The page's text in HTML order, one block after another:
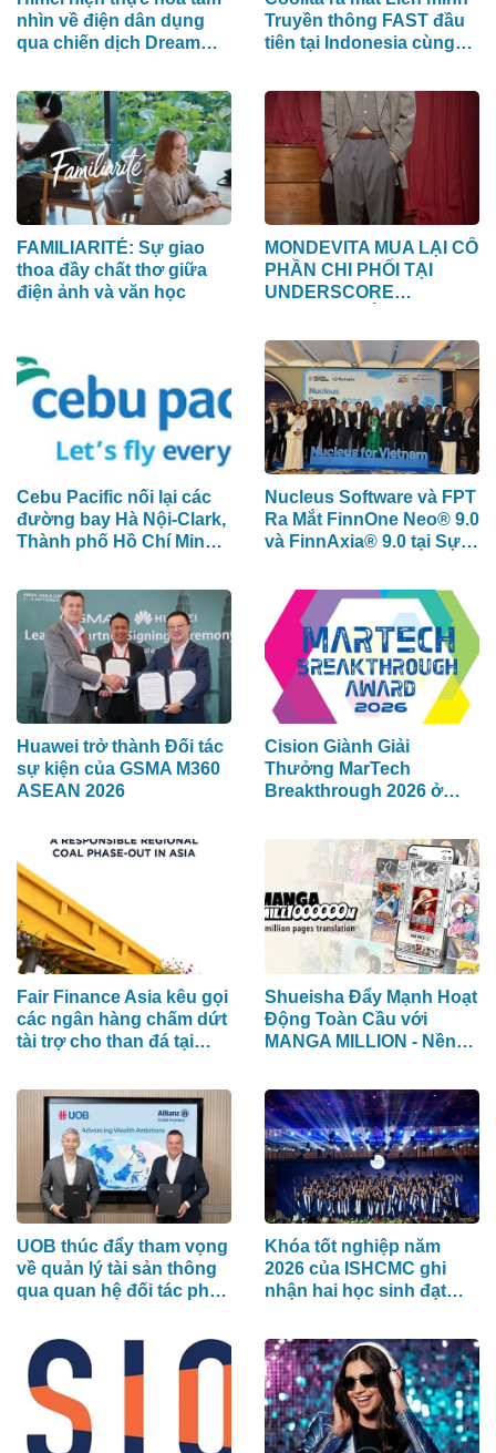
nhìn về điện dân dụng
qua chiến dịch Dream
Truyền thông FAST đầu
tiên tại Indonesia cùng
đầu
FAMILIARITÉ: Sự giao
thoa đầy chất thơ giữa
điện ảnh và văn học
MONDEVITA MUA LẠI CỔ
PHẦN CHI PHỐI TẠI
UNDERSCORE
CỦA MAGLIANO, ĐÁNH
DẤU BƯỚC THỨ HAI
TRONG QUÁ TRÌNH XÂY
DỰNG NỀN TẢNG
THƯƠNG HIỆU CAO
CẤP MỚI CỦA Ý.
Cebu Pacific nối lại các
đường bay Hà Nội-Clark,
Thành phố Hồ Chí Minh-
Nucleus Software và FPT
Ra Mắt FinnOne Neo® 9.0
và FinnAxia® 9.0 tại Sự
Lần Đầu Tiên tại Việt
Nam
Huawei trở thành Đối tác
sự kiện của GSMA M360
ASEAN 2026
Cision Giành Giải
Thưởng MarTech
Breakthrough 2026 ở
Mạng Xã Hội, Phân Phối
Thông Cáo Báo Chí và
Tối Ưu Hóa Công Cụ Trả
Lời (AEO)
Fair Finance Asia kêu gọi
các ngân hàng chấm dứt
tài trợ cho than đá tại
các biện pháp bảo vệ xã
Shueisha Đẩy Mạnh Hoạt
Động Toàn Cầu với
MANGA MILLION - Nền
Tranh Nhật Bản) Hỗ Trợ
100 Ngôn Ngữ
UOB thúc đẩy tham vọng
về quản lý tài sản thông
qua quan hệ đối tác phân
Allianz Global Investors
Khóa tốt nghiệp năm
2026 của ISHCMC ghi
nhận hai học sinh đạt
trung bình toàn khóa đạt
34,5